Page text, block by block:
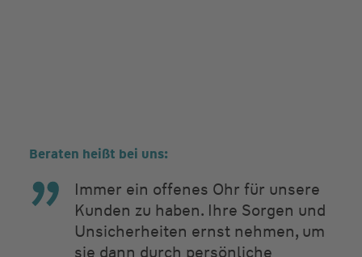
Beraten heißt bei uns:
Immer ein offenes Ohr für unsere
Kunden zu haben. Ihre Sorgen und
Unsicherheiten ernst nehmen, um
sie dann durch persönliche